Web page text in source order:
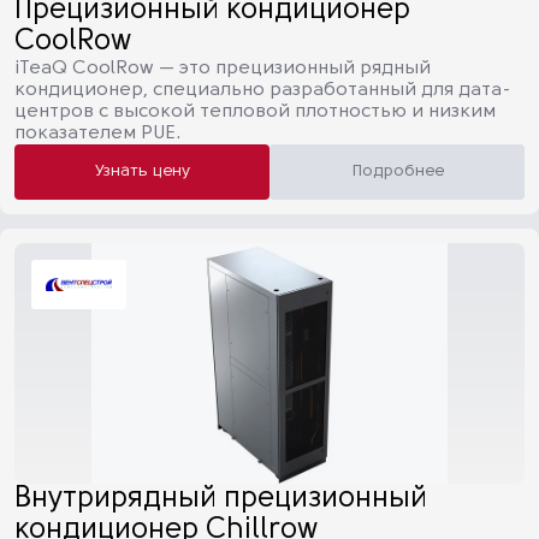
Прецизионный кондиционер
CoolRow
iTeaQ CoolRow — это прецизионный рядный
кондиционер, специально разработанный для дата-
центров с высокой тепловой плотностью и низким
показателем PUE.
Узнать цену Подробнее
Внутрирядный прецизионный
кондиционер Chillrow